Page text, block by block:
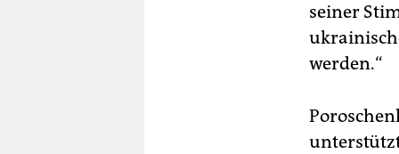
seiner
werden.“